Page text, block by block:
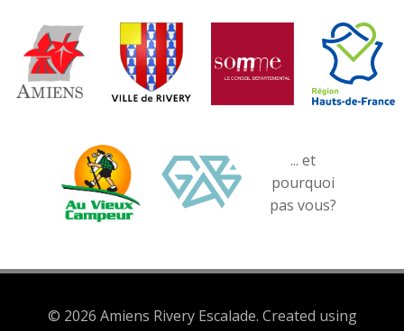
... et
pourquoi
pas vous?
© 2026 Amiens Rivery Escalade. Created using